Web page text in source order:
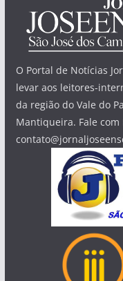
O Portal de Notícias
levar aos leitores-
da região do Vale do
Mantiqueira. Fale com